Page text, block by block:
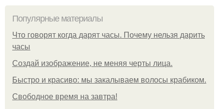
Популярные материалы
Что говорят когда дарят часы. Почему нельзя дарить
часы
Создай изображение, не меняя черты лица.
Быстро и красиво: мы закалываем волосы крабиком.
Свободное время на завтра!